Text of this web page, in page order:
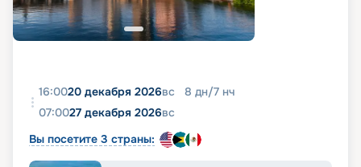
16:0020 декабря 2026вс 8 дн/7 нч
07:0027 декабря 2026вс
Вы посетите 3 страны: